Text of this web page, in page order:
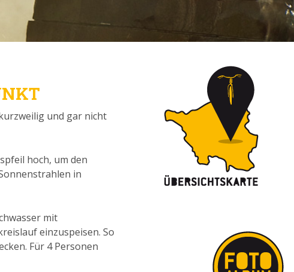
und gar nicht
hoch, um den
in
mit
einzuspeisen. So
Für 4 Personen